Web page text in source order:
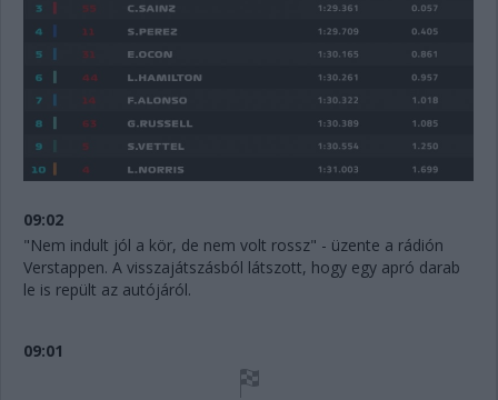
09:02
"Nem indult jól a kör, de nem volt rossz" - üzente a rádión
Verstappen. A visszajátszásból látszott, hogy egy apró darab
le is repült az autójáról.
09:01